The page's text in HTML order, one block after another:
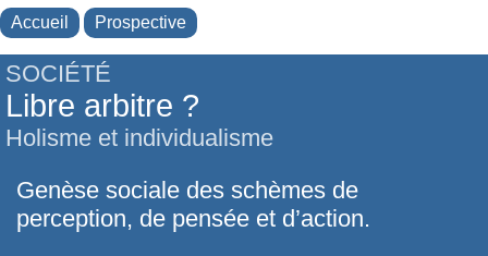
Accueil Prospective
SOCIÉTÉ
Libre arbitre ?
Holisme et individualisme
Genèse sociale des schèmes de
perception, de pensée et d’action.